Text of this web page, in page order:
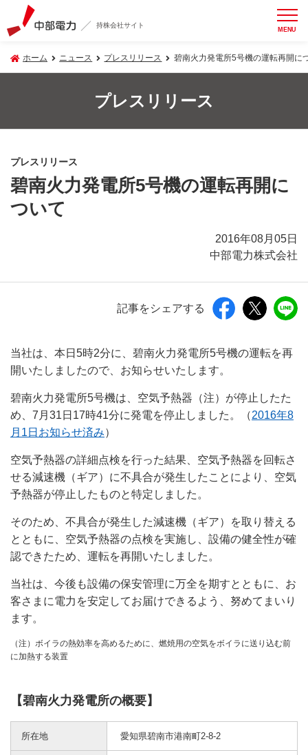
持株会社サイト MENU
ホーム ニュース プレスリリース 碧南火力発電所5号機の運転再開に
プレスリリース
プレスリリース
碧南火力発電所5号機の運転再開に
ついて
2016年08月05日
中部電力株式会社
記事をシェアする
当社は、本日5時2分に、碧南火力発電所5号機の運転を再
開いたしましたので、お知らせいたします。
碧南火力発電所5号機は、空気予熱器（注）が停止したた
め、7月31日17時41分に発電を停止しました。（2016年8
月1日お知らせ済み）
空気予熱器の詳細点検を行った結果、空気予熱器を回転さ
せる減速機（ギア）に不具合が発生したことにより、空気
予熱器が停止したものと特定しました。
そのため、不具合が発生した減速機（ギア）を取り替える
とともに、空気予熱器の点検を実施し、設備の健全性が確
認できたため、運転を再開いたしました。
当社は、今後も設備の保安管理に万全を期すとともに、お
客さまに電力を安定してお届けできるよう、努めてまいり
ます。
（注）ボイラの熱効率を高めるために、燃焼用の空気をボイラに送り込む前
に加熱する装置
【碧南火力発電所の概要】
所在地 愛知県碧南市港南町2-8-2